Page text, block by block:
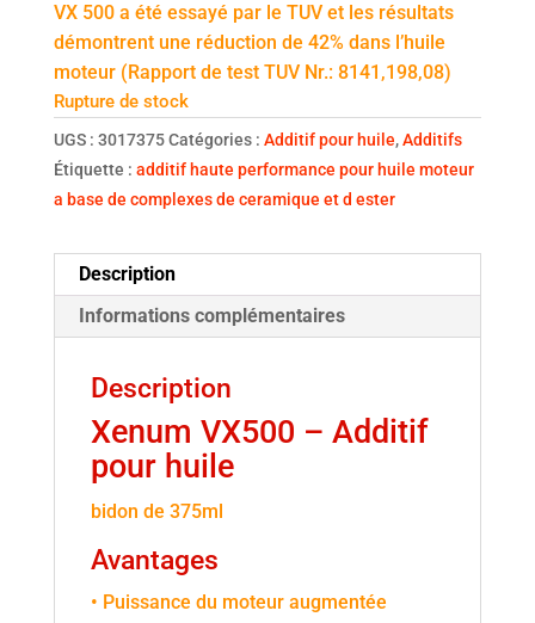
VX 500 a été essayé par le TUV et les résultats
démontrent une réduction de 42% dans l’huile
moteur (Rapport de test TUV Nr.: 8141,198,08)
Rupture de stock
UGS : 3017375 Catégories : Additif pour huile,Additifs
Étiquette : additif haute performance pour huile moteur
a base de complexes de ceramique et d ester
Description
Informations complémentaires
Description
Xenum VX500 – Additif
pour huile
bidon de 375ml
Avantages
• Puissance du moteur augmentée